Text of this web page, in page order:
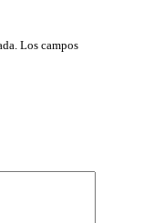
Los campos